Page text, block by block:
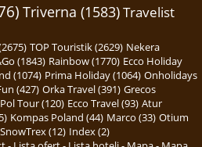
Triverna (1583)Travelist
TOP Touristik (2629) Nekera
(1843) Rainbow (1770) Ecco Holiday
(1074) Prima Holiday (1064) Onholidays
(427) Orka Travel (391) Grecos
Tour (120) Ecco Travel (93) Atur
Kompas Poland (44) Marco (33) Otium
SnowTrex (12) Index (2)